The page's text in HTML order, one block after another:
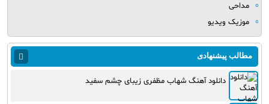
مداحی
موزیک ویدیو
مطالب پیشنهادی
دانلود آهنگ شهاب مظفری زیبای چشم سفید